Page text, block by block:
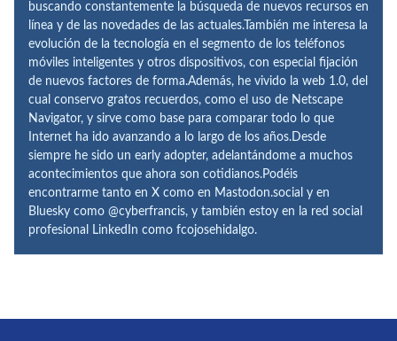
buscando constantemente la búsqueda de nuevos recursos en
línea y de las novedades de las actuales.También me interesa la
evolución de la tecnología en el segmento de los teléfonos
móviles inteligentes y otros dispositivos, con especial fijación
de nuevos factores de forma.Además, he vivido la web 1.0, del
cual conservo gratos recuerdos, como el uso de Netscape
Navigator, y sirve como base para comparar todo lo que
Internet ha ido avanzando a lo largo de los años.Desde
siempre he sido un early adopter, adelantándome a muchos
acontecimientos que ahora son cotidianos.Podéis
encontrarme tanto en X como en Mastodon.social y en
Bluesky como @cyberfrancis, y también estoy en la red social
profesional LinkedIn como fcojosehidalgo.